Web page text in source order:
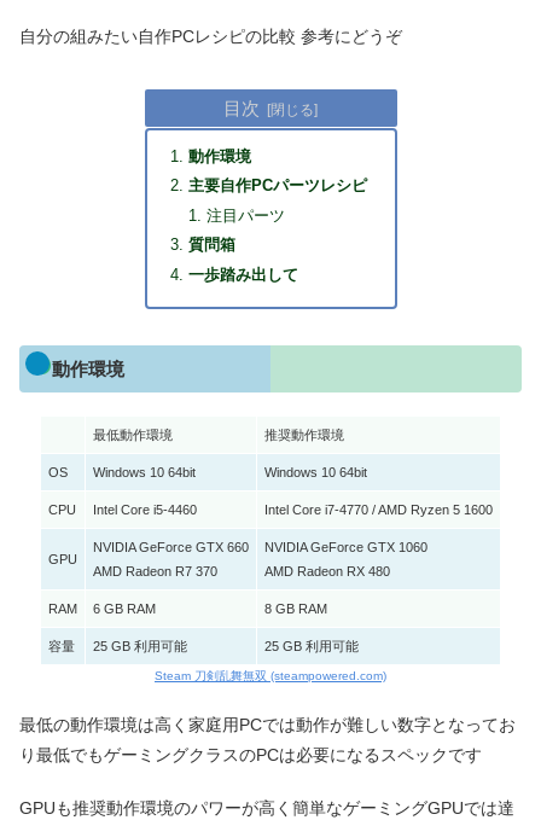
自分の組みたい自作PCレシピの比較 参考にどうぞ
目次
動作環境
主要自作PCパーツレシピ
注目パーツ
質問箱
一歩踏み出して
動作環境
最低動作環境 推奨動作環境
OS Windows 10 64bit Windows 10 64bit
CPU Intel Core i5-4460 Intel Core i7-4770 / AMD Ryzen 5 1600
GPU
NVIDIA GeForce GTX 660
AMD Radeon R7 370
NVIDIA GeForce GTX 1060
AMD Radeon RX 480
RAM 6 GB RAM 8 GB RAM
容量 25 GB 利用可能 25 GB 利用可能
Steam 刀剣乱舞無双 (steampowered.com)
最低の動作環境は高く家庭用PCでは動作が難しい数字となってお
り最低でもゲーミングクラスのPCは必要になるスペックです
GPUも推奨動作環境のパワーが高く簡単なゲーミングGPUでは達